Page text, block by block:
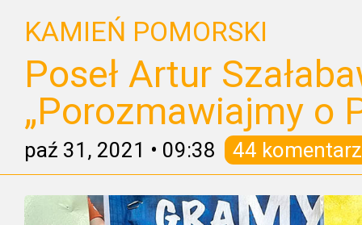
KAMIEŃ POMORSKI
Poseł Artur
„Porozmawiajmy o
paź 31, 2021 • 09:38 44